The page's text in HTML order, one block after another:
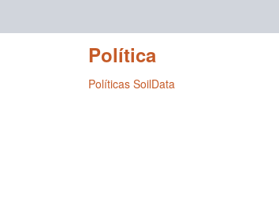
Política
Políticas SoilData